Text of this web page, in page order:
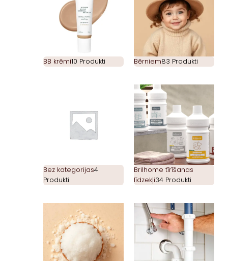
BB krēmi10 Produkti Bērniem83 Produkti
Bez kategorijas4
Produkti
Brilhome tīrīšanas
līdzekļi34 Produkti